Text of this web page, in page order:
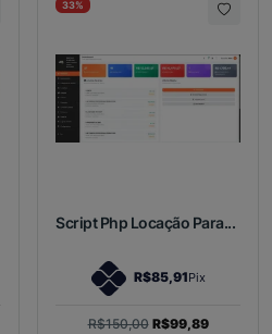
33%
Script Php Locação Para...
R$85,91Pix
R$150,00 R$99,89